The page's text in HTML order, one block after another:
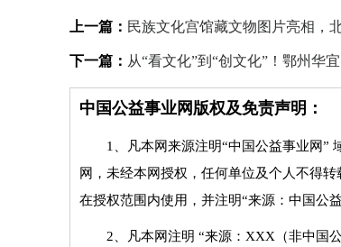
上一篇： 民族文化宫馆藏文物图片亮相，
下一篇： 从“看文化”到“创文化”！鄂州华
中国公益事业网版权及免责声明：
1、凡本网来源注明“中国公益事业网”
网，未经本网授权，任何单位及个人不得
在授权范围内使用，并注明“来源：中国公
2、凡本网注明 “来源：XXX（非中国